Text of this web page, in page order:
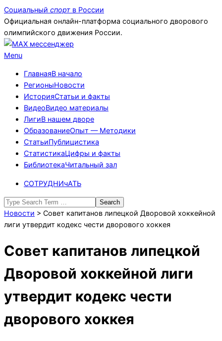
Skip
to
content
Социальный спорт в России
Официальная онлайн-платформа социального дворового
олимпийского движения России.
Primary
Menu
Menu
ГлавнаяВ начало
РегионыНовости
ИсторияСтатьи и факты
ВидеоВидео материалы
ЛигиВ нашем дворе
ОбразованиеОпыт — Методики
СтатьиПублицистика
СтатистикаЦифры и факты
БиблиотекаЧитальный зал
СОТРУДНИчАТЬ
Search
Новости > Совет капитанов липецкой Дворовой хоккейной
лиги утвердит кодекс чести дворового хоккея
Совет капитанов липецкой
Дворовой хоккейной лиги
утвердит кодекс чести
дворового хоккея